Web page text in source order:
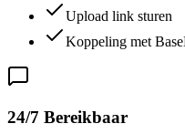
Upload link sturen
Koppeling met
24/7 Bereikbaar